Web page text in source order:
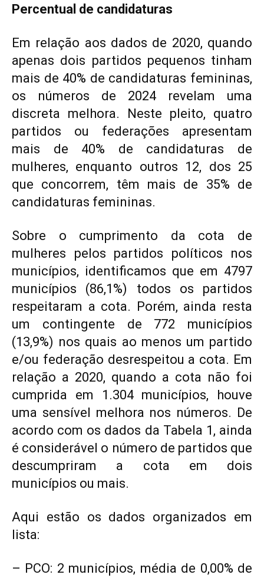
Percentual de candidaturas
Em relação aos dados de 2020, quando
apenas dois partidos pequenos tinham
mais de 40% de candidaturas femininas,
os números de 2024 revelam uma
discreta melhora. Neste pleito, quatro
partidos ou federações apresentam
mais de 40% de candidaturas de
mulheres, enquanto outros 12, dos 25
que concorrem, têm mais de 35% de
candidaturas femininas.
Sobre o cumprimento da cota de
mulheres pelos partidos políticos nos
municípios, identificamos que em 4797
municípios (86,1%) todos os partidos
respeitaram a cota. Porém, ainda resta
um contingente de 772 municípios
(13,9%) nos quais ao menos um partido
e/ou federação desrespeitou a cota. Em
relação a 2020, quando a cota não foi
cumprida em 1.304 municípios, houve
uma sensível melhora nos números. De
acordo com os dados da Tabela 1, ainda
é considerável o número de partidos que
descumpriram a cota em dois
municípios ou mais.
Aqui estão os dados organizados em
lista:
– PCO: 2 municípios, média de 0,00% de